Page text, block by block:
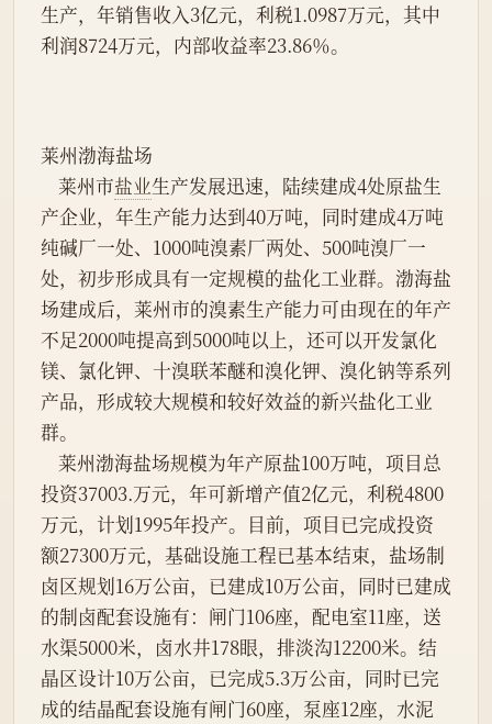
生产，年销售收入3亿元，利税1.0987万元，其中
利润8724万元，内部收益率23.86％。
莱州渤海盐场
    莱州市
盐业生产发展迅速，陆续建成4处原盐生
产企业，年生产能力达到40万吨，同时建成4万吨
纯碱厂一处、1000吨溴素厂两处、500吨溴厂一
处，初步形成具有一定规模的盐化工业群。渤海盐
场建成后，莱州市的溴素生产能力可由现在的年产
不足2000吨提高到5000吨以上，还可以开发氯化
镁、氯化钾、十溴联苯醚和溴化钾、溴化钠等系列
产品，形成较大规模和较好效益的新兴盐化工业
群。
投资37003.万元，年可新增产值2亿元，利税4800
万元，计划1995年投产。目前，项目已完成投资
额27300万元，基础设施工程已基本结束，盐场制
卤区规划16万公亩，已建成10万公亩，同时已建成
的制卤配套设施有：闸门106座，配电室11座，送
水渠5000米，卤水井178眼，排淡沟12200米。结
晶区设计10万公亩，已完成5.3万公亩，同时已完
成的结晶配套设施有闸门60座，泵座12座，水泥